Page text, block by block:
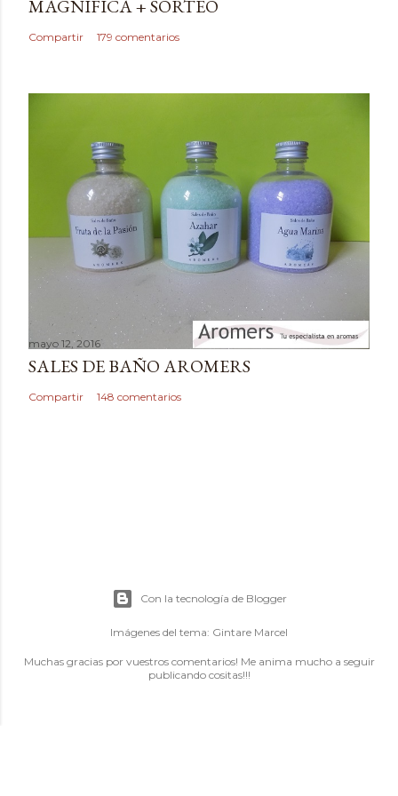
n
c
o
MAGNIFICA + SORTEO
Compartir 179 comentarios
mayo 12, 2016
SALES DE BAÑO AROMERS
Compartir 148 comentarios
Con la tecnología de Blogger
Imágenes del tema: Gintare Marcel
Muchas gracias por vuestros comentarios! Me anima mucho a seguir
publicando cositas!!!